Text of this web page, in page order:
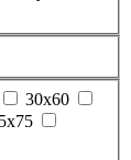
30x60